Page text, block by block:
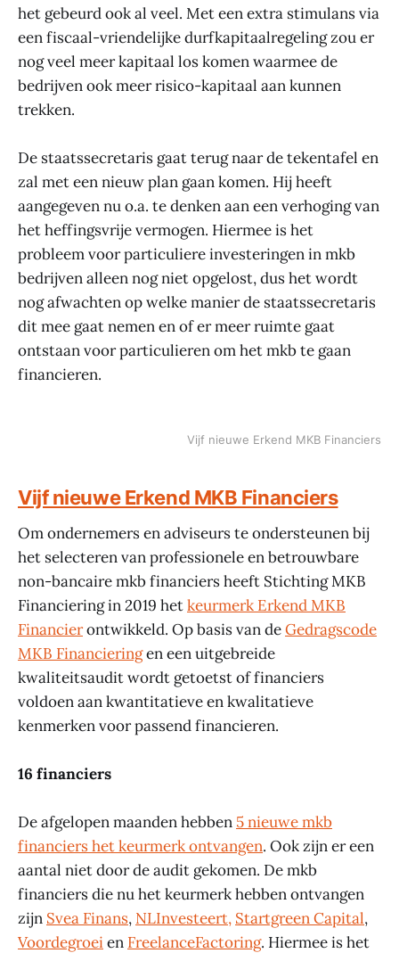
het gebeurd ook al veel. Met een extra stimulans via
een fiscaal-vriendelijke durfkapitaalregeling zou er
nog veel meer kapitaal los komen waarmee de
bedrijven ook meer risico-kapitaal aan kunnen
trekken.
De staatssecretaris gaat terug naar de tekentafel en
zal met een nieuw plan gaan komen. Hij heeft
aangegeven nu o.a. te denken aan een verhoging van
het heffingsvrije vermogen. Hiermee is het
probleem voor particuliere investeringen in mkb
bedrijven alleen nog niet opgelost, dus het wordt
nog afwachten op welke manier de staatssecretaris
dit mee gaat nemen en of er meer ruimte gaat
ontstaan voor particulieren om het mkb te gaan
financieren.
Vijf nieuwe Erkend MKB Financiers
Vijf nieuwe Erkend MKB Financiers
Om ondernemers en adviseurs te ondersteunen bij
het selecteren van professionele en betrouwbare
non-bancaire mkb financiers heeft Stichting MKB
Financiering in 2019 hetkeurmerk Erkend MKB
Financierontwikkeld. Op basis van deGedragscode
MKB Financieringen een uitgebreide
kwaliteitsaudit wordt getoetst of financiers
voldoen aan kwantitatieve en kwalitatieve
kenmerken voor passend financieren.
16 financiers
De afgelopen maanden hebben 5 nieuwe mkb
financiers het keurmerk ontvangen. Ook zijn er een
aantal niet door de audit gekomen. De mkb
financiers die nu het keurmerk hebben ontvangen
zijn Svea Finans, NLInvesteert, Startgreen Capital,
Voordegroeien FreelanceFactoring. Hiermee is het